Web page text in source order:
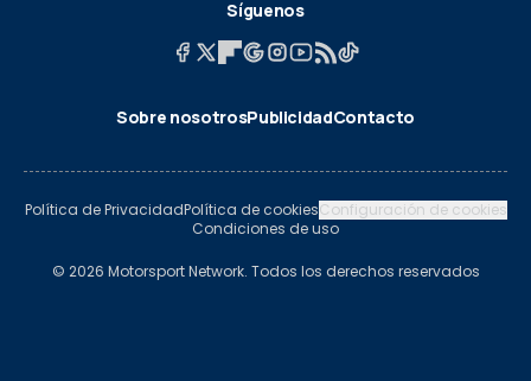
Síguenos
Sobre nosotrosPublicidadContacto
Política de PrivacidadPolítica de cookiesConfiguración de cookies
Condiciones de uso
© 2026 Motorsport Network. Todos los derechos reservados